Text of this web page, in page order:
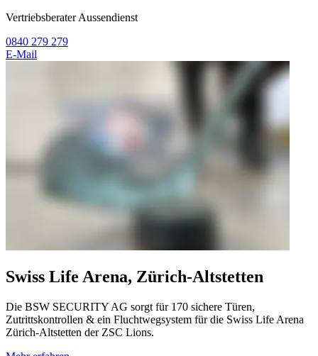
Vertriebsberater Aussendienst
0840 279 279
E-Mail
Swiss Life Arena, Zürich-Altstetten
Die BSW SECURITY AG sorgt für 170 sichere Türen,
Zutrittskontrollen & ein Fluchtwegsystem für die Swiss Life Arena
Zürich-Altstetten der ZSC Lions.